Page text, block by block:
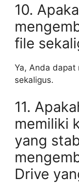
10.
file
Ya, Anda dapat
sekaligus.
11.
memiliki
yang
Drive